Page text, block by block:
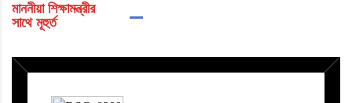
মাননীয়া শিক্ষামন্ত্রীর
সাথে মূহুর্ত